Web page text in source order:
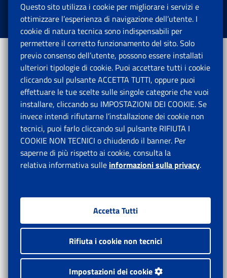
Istituto Nazionale Previdenza Sociale.
Tutti i diritti riservati.
Questo sito utilizza i cookie per migliorare i servizi e
ottimizzare l’esperienza di navigazione dell’utente. I
cookie di natura tecnica sono indispensabili per
permettere il corretto funzionamento del sito. Solo
previo consenso dell’utente, possono essere installati
ulteriori tipologie di cookie. Puoi accettare tutti i cookie
cliccando sul pulsante ACCETTA TUTTI, oppure puoi
effettuare le tue scelte sulle singole categorie che vuoi
installare, cliccando su IMPOSTAZIONI DEI COOKIE. Se
invece intendi rifiutarne l’installazione dei cookie non
tecnici, puoi farlo cliccando sul pulsante RIFIUTA I
COOKIE NON TECNICI o chiudendo il banner. Per
saperne di più rispetto ai cookie, consulta la
relativa informativa sulle informazioni sulla privacy.
Accetta Tutti
Rifiuta i cookie non tecnici
Impostazioni dei cookie